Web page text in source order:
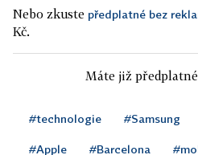
Nebo zkuste předplatné bez
Kč.
Máte již
#technologie #Samsung
#Apple #Barcelona